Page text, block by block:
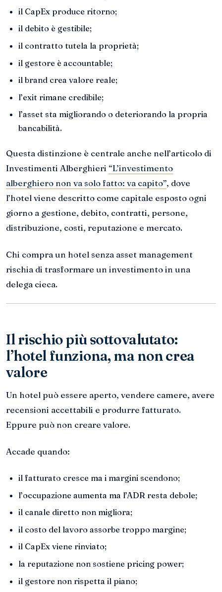
il CapEx produce ritorno;
il debito è gestibile;
il contratto tutela la proprietà;
il gestore è accountable;
il brand crea valore reale;
l’exit rimane credibile;
l’asset sta migliorando o deteriorando la propria
bancabilità.
Questa distinzione è centrale anche nell’articolo di
Investimenti Alberghieri “L’investimento
alberghiero non va solo fatto: va capito”, dove
l’hotel viene descritto come capitale esposto ogni
giorno a gestione, debito, contratti, persone,
distribuzione, costi, reputazione e mercato.
Chi compra un hotel senza asset management
rischia di trasformare un investimento in una
delega cieca.
Il rischio più sottovalutato:
l’hotel funziona, ma non crea
valore
Un hotel può essere aperto, vendere camere, avere
recensioni accettabili e produrre fatturato.
Eppure può non creare valore.
Accade quando:
il fatturato cresce ma i margini scendono;
l’occupazione aumenta ma l’ADR resta debole;
il canale diretto non migliora;
il costo del lavoro assorbe troppo margine;
il CapEx viene rinviato;
la reputazione non sostiene pricing power;
il gestore non rispetta il piano;